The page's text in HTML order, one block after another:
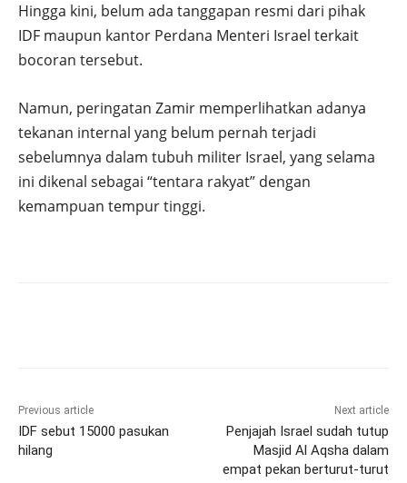
Hingga kini, belum ada tanggapan resmi dari pihak
IDF maupun kantor Perdana Menteri Israel terkait
bocoran tersebut.
Namun, peringatan Zamir memperlihatkan adanya
tekanan internal yang belum pernah terjadi
sebelumnya dalam tubuh militer Israel, yang selama
ini dikenal sebagai “tentara rakyat” dengan
kemampuan tempur tinggi.
Previous article
IDF sebut 15000 pasukan
hilang
Next article
Penjajah Israel sudah tutup
Masjid Al Aqsha dalam
empat pekan berturut-turut